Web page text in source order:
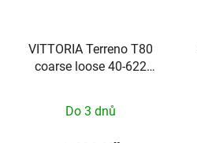
VITTORIA Terreno T80
coarse loose 40-622
Do 3 dnů